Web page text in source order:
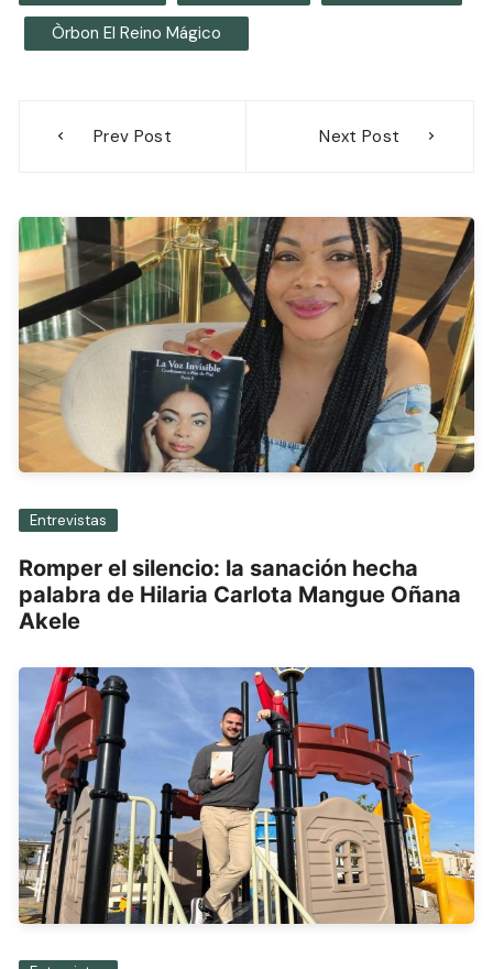
Òrbon El Reino Mágico
Prev Post Next Post
Entrevistas
Romper el silencio: la sanación hecha
palabra de Hilaria Carlota Mangue Oñana
Akele